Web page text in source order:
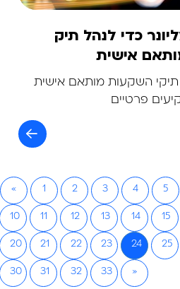
כדי לנהל תיק
אישית
תיקי השקעות מותאם אישית
פרטיים
« 1 2 3 4 5
10 11 12 13 14 15
20 21 22 23 24 25
30 31 32 33 »